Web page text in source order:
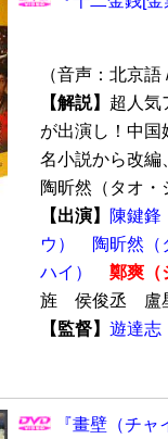
（音声：北京
【解説】 超人
が出演し！中国
名小説から改
陶昕然（タオ・
【出演】
陳鍵鋒
ウ）
陶昕然（
ハイ）
鄭爽（
旌 侯俊丞
【監督】 遊達志
『畫壁（チ